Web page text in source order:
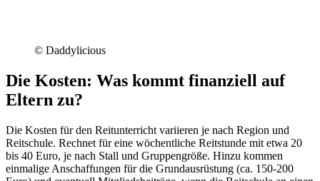
© Daddylicious
Die Kosten: Was kommt finanziell auf
Eltern zu?
Die Kosten für den Reitunterricht variieren je nach Region und
Reitschule. Rechnet für eine wöchentliche Reitstunde mit etwa 20
bis 40 Euro, je nach Stall und Gruppengröße. Hinzu kommen
einmalige Anschaffungen für die Grundausrüstung (ca. 150-200